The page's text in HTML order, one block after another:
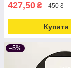
427,50 ₴ 450 ₴
Купити
–5%